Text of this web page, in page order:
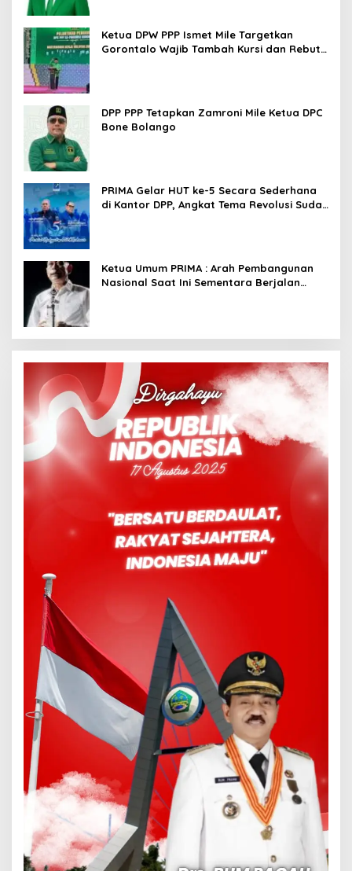
Ketua DPW PPP Ismet Mile Targetkan
Gorontalo Wajib Tambah Kursi dan Rebut
DPP PPP Tetapkan Zamroni Mile Ketua DPC
Bone Bolango
PRIMA Gelar HUT ke-5 Secara Sederhana
di Kantor DPP, Angkat Tema Revolusi Sudah
Ketua Umum PRIMA : Arah Pembangunan
Nasional Saat Ini Sementara Berjalan